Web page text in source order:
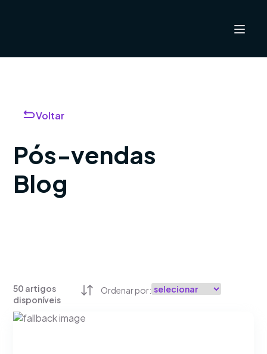
Pós-vendas
Blog
Voltar
50 artigos
disponíveis
Ordenar por: